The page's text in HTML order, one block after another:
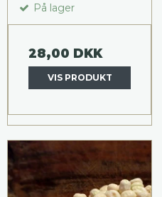
På lager
28,00 DKK
VIS PRODUKT